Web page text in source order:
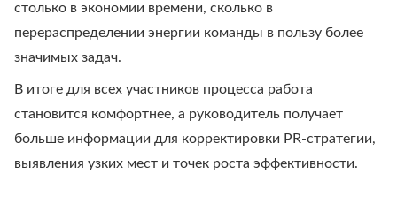
столько в экономии времени, сколько в
перераспределении энергии команды в пользу более
значимых задач.
В итоге для всех участников процесса работа
становится комфортнее, а руководитель получает
больше информации для корректировки PR-стратегии,
выявления узких мест и точек роста эффективности.